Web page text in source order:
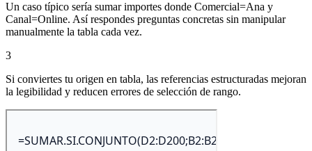
Un caso típico sería sumar importes donde Comercial=Ana y
Canal=Online. Así respondes preguntas concretas sin manipular
manualmente la tabla cada vez.
3
Si conviertes tu origen en tabla, las referencias estructuradas mejoran
la legibilidad y reducen errores de selección de rango.